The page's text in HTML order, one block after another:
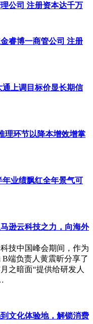
公司 注册资本达千万
睿博一商管公司 注册
上调目标价显长期信
理环节以降本增效增掌
业绩飘红全年景气可
逊云科技之力，向海外
技中国峰会期间，作为
端负责人黄震昕分享了
之暗面“提供给研发人
文化体验地，解锁消费